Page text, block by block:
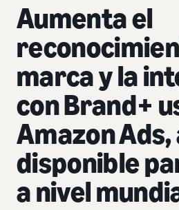
Aumenta el
marca y la
con Brand+
Amazon
disponible
a nivel